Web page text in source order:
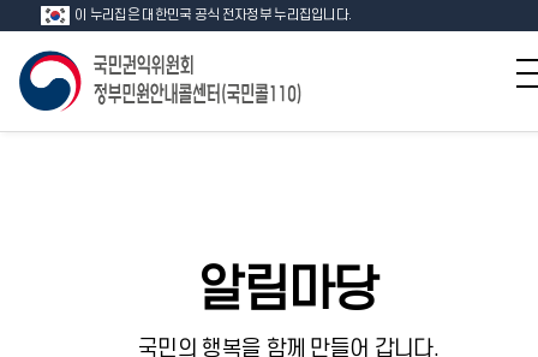
이 누리집은 대한민국 공식 전자정부 누리집입니다.
알림마당
국민의 행복을 함께 만들어 갑니다.